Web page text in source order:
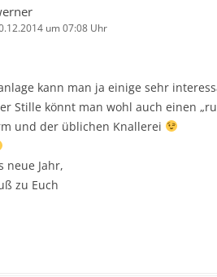
um 07:08 Uhr
kann man ja einige sehr
Stille könnt man wohl auch einen
und der üblichen Knallerei
neue Jahr,
zu Euch